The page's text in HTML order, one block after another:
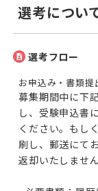
選考につい
選考フロー
お申込み・書類提
募集期間中に下
し、受験申込書
ください。もし
刷し、郵送にて
返却いたしません